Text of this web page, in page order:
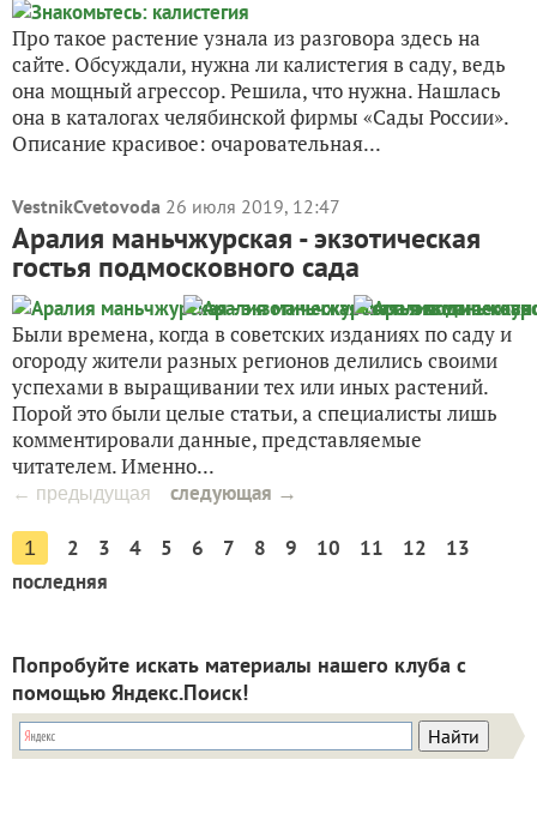
Про такое растение узнала из разговора здесь на
сайте. Обсуждали, нужна ли калистегия в саду, ведь
она мощный агрессор. Решила, что нужна. Нашлась
она в каталогах челябинской фирмы «Сады России».
Описание красивое: очаровательная...
VestnikCvetovoda 26 июля 2019, 12:47
Аралия маньчжурская - экзотическая
гостья подмосковного сада
Были времена, когда в советских изданиях по саду и
огороду жители разных регионов делились своими
успехами в выращивании тех или иных растений.
Порой это были целые статьи, а специалисты лишь
комментировали данные, представляемые
читателем. Именно...
← предыдущая следующая →
1 2 3 4 5 6 7 8 9 10 11 12
13
последняя
Попробуйте искать материалы нашего клуба с
помощью Яндекс.Поиск!